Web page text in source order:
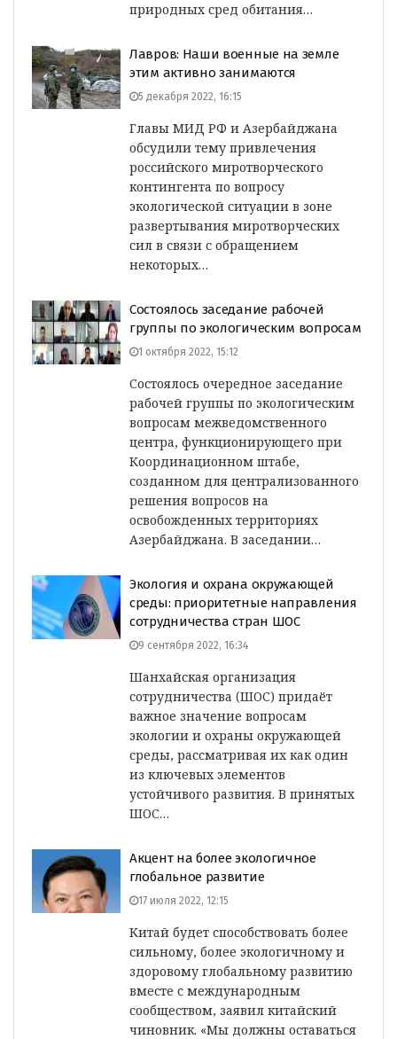
природных сред обитания…
Лавров: Наши военные на земле
этим активно занимаются
5 декабря 2022, 16:15
Главы МИД РФ и Азербайджана
обсудили тему привлечения
российского миротворческого
контингента по вопросу
экологической ситуации в зоне
развертывания миротворческих
сил в связи с обращением
некоторых…
Состоялось заседание рабочей
группы по экологическим вопросам
1 октября 2022, 15:12
Состоялось очередное заседание
рабочей группы по экологическим
вопросам межведомственного
центра, функционирующего при
Координационном штабе,
созданном для централизованного
решения вопросов на
освобожденных территориях
Азербайджана. В заседании…
Экология и охрана окружающей
среды: приоритетные направления
сотрудничества стран ШОС
9 сентября 2022, 16:34
Шанхайская организация
сотрудничества (ШОС) придаёт
важное значение вопросам
экологии и охраны окружающей
среды, рассматривая их как один
из ключевых элементов
устойчивого развития. В принятых
ШОС…
Акцент на более экологичное
глобальное развитие
17 июля 2022, 12:15
Китай будет способствовать более
сильному, более экологичному и
здоровому глобальному развитию
вместе с международным
сообществом, заявил китайский
чиновник. «Мы должны оставаться